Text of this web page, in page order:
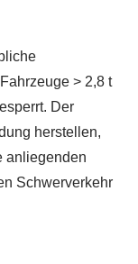
> 2,8 t
Der
herstellen,
anliegenden
Schwerverkehr